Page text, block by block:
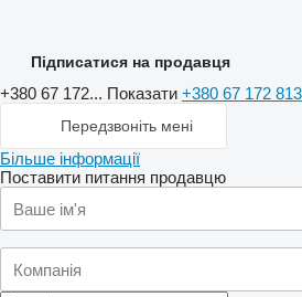
Підписатися на продавця
+380 67 172... Показати +380 67 172
Передзвоніть мені
Більше інформації
Поставити питання продавцю